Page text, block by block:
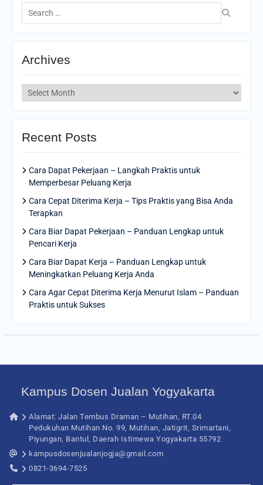
Search
for:
Archives
Archives
Recent Posts
Cara Dapat Pekerjaan – Langkah Praktis untuk
Memperbesar Peluang Kerja
Cara Cepat Diterima Kerja – Tips Praktis yang Bisa Anda
Terapkan
Cara Biar Dapat Pekerjaan – Panduan Lengkap untuk
Pencari Kerja
Cara Biar Dapat Kerja – Panduan Lengkap untuk
Meningkatkan Peluang Kerja Anda
Cara Agar Cepat Diterima Kerja Menurut Islam – Panduan
Praktis untuk Sukses
Kampus Dosen Jualan Yogyakarta
Alamat: Jalan Tembus Draman – Mutihan, RT.04
Pedukuhan Mutihan No. 99, Mutihan, Jatigrit, Srimartani,
Piyungan, Bantul, Daerah Istimewa Yogyakarta 55792
kampusdosenjualanjogja@gmail.com
0821-3694-7525